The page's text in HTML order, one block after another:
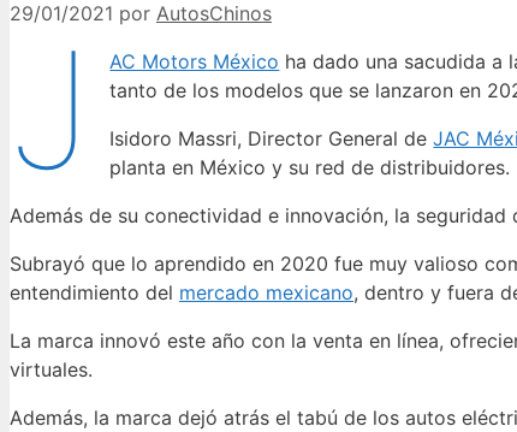
29/01/2021 por AutosChinos
J AC Motors México ha dado una sacudida
tanto de los modelos que se lanzaron en
Isidoro Massri, Director General deJAC
planta en México y su red de distribuidores.
Además de su conectividad e innovación, la
Subrayó que lo aprendido en 2020 fue muy valioso
entendimiento del mercado mexicano, dentro y fuera
La marca innovó este año con la venta en línea,
virtuales.
Además, la marca dejó atrás el tabú de los autos